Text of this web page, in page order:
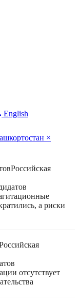
English
×
Российская
а риски
отсутствует